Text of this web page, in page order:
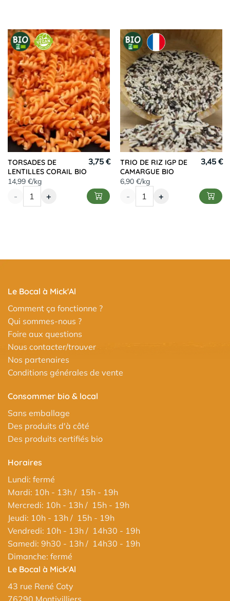
TORSADES DE
LENTILLES CORAIL BIO
14,99 €/kg
3,75 €
- +
TRIO DE RIZ IGP DE
CAMARGUE BIO
6,90 €/kg
3,45 €
- +
Le Bocal à Mick'Al
Comment ça fonctionne ?
Qui sommes-nous ?
Foire aux questions
Nous contacter/trouver
Nos partenaires
Conditions générales de vente
Consommer bio & local
Sans emballage
Des produits d'à côté
Des produits certifiés bio
Horaires
Lundi: fermé
Mardi: 10h - 13h / 15h - 19h
Mercredi: 10h - 13h / 15h - 19h
Jeudi: 10h - 13h / 15h - 19h
Vendredi: 10h - 13h / 14h30 - 19h
Samedi: 9h30 - 13h / 14h30 - 19h
Dimanche: fermé
Le Bocal à Mick'Al
43 rue René Coty